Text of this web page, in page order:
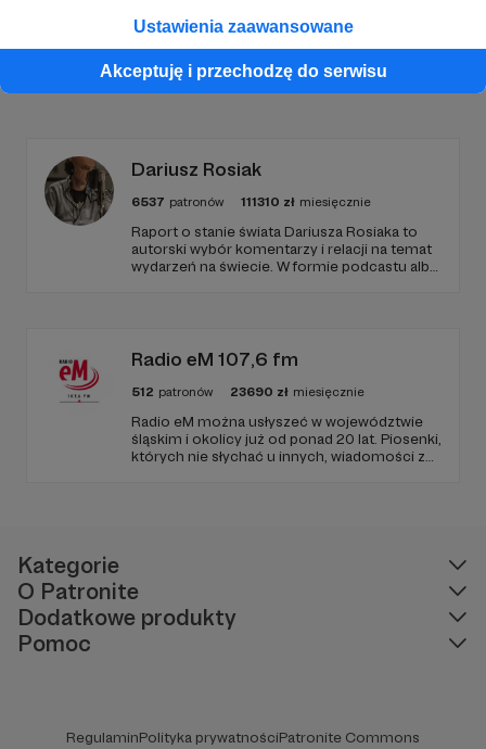
Ustawienia zaawansowane
Akceptuję i przechodzę do serwisu
Promowani autorzy
Dariusz Rosiak
6537 patronów 111310 zł miesięcznie
Raport o stanie świata Dariusza Rosiaka to
autorski wybór komentarzy i relacji na temat
wydarzeń na świecie. W formie podcastu albo
Radio eM 107,6 fm
512 patronów 23690 zł miesięcznie
Radio eM można usłyszeć w województwie
śląskim i okolicy już od ponad 20 lat. Piosenki,
których nie słychać u innych, wiadomości z
Kategorie
O Patronite
Dodatkowe produkty
Pomoc
RegulaminPolityka prywatnościPatronite Commons